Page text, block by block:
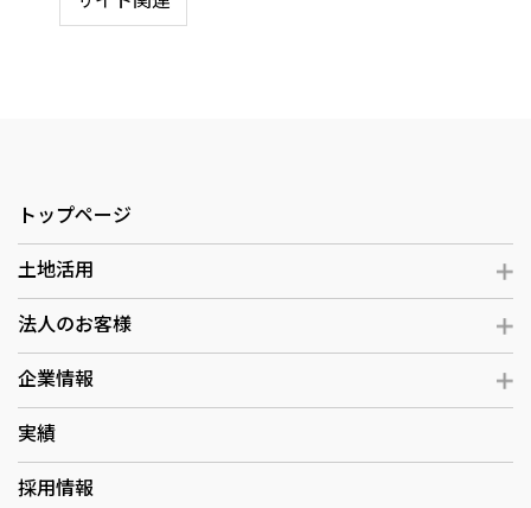
トップページ
土地活用
法人のお客様
企業情報
実績
採用情報